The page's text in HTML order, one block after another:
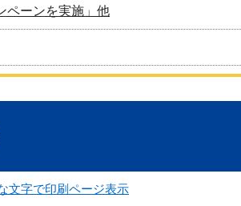
ペーンを実施」他
文字で印刷ページ表示